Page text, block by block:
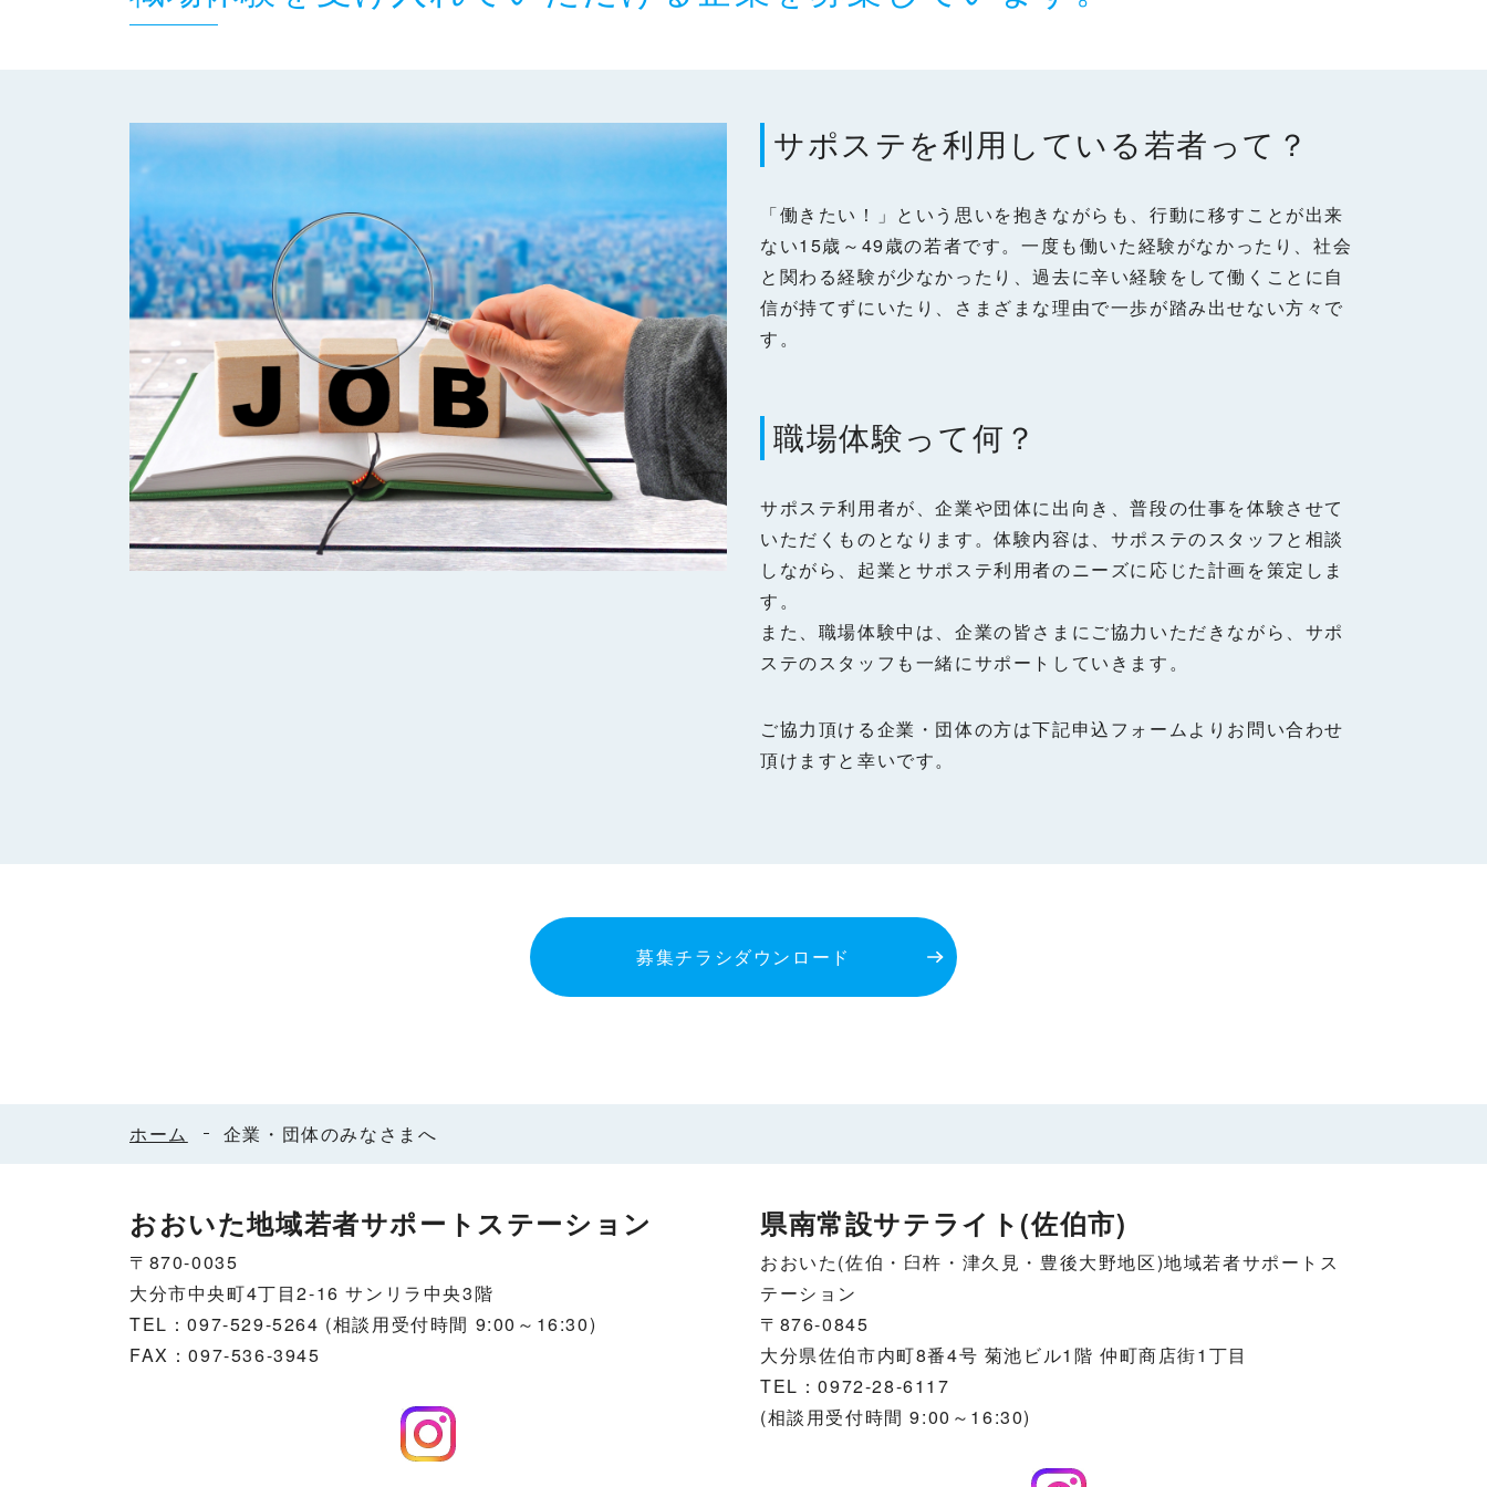
サポステを利用している若者って？
「働きたい！」という思いを抱きながらも、行動に移すことが出来
ない15歳～49歳の若者です。一度も働いた経験がなかったり、社会
と関わる経験が少なかったり、過去に辛い経験をして働くことに自
信が持てずにいたり、さまざまな理由で一歩が踏み出せない方々で
す。
職場体験って何？
サポステ利用者が、企業や団体に出向き、普段の仕事を体験させて
いただくものとなります。体験内容は、サポステのスタッフと相談
しながら、起業とサポステ利用者のニーズに応じた計画を策定しま
す。
また、職場体験中は、企業の皆さまにご協力いただきながら、サポ
ステのスタッフも一緒にサポートしていきます。
ご協力頂ける企業・団体の方は下記申込フォームよりお問い合わせ
頂けますと幸いです。
募集チラシダウンロード
ホーム 企業・団体のみなさまへ
おおいた地域若者サポートステーション
〒870-0035
大分市中央町4丁目2-16 サンリラ中央3階
TEL：097-529-5264 (相談用受付時間 9:00～16:30)
FAX：097-536-3945
県南常設サテライト(佐伯市)
おおいた(佐伯・臼杵・津久見・豊後大野地区)地域若者サポートス
テーション
〒876-0845
大分県佐伯市内町8番4号 菊池ビル1階 仲町商店街1丁目
TEL：0972-28-6117
(相談用受付時間 9:00～16:30)